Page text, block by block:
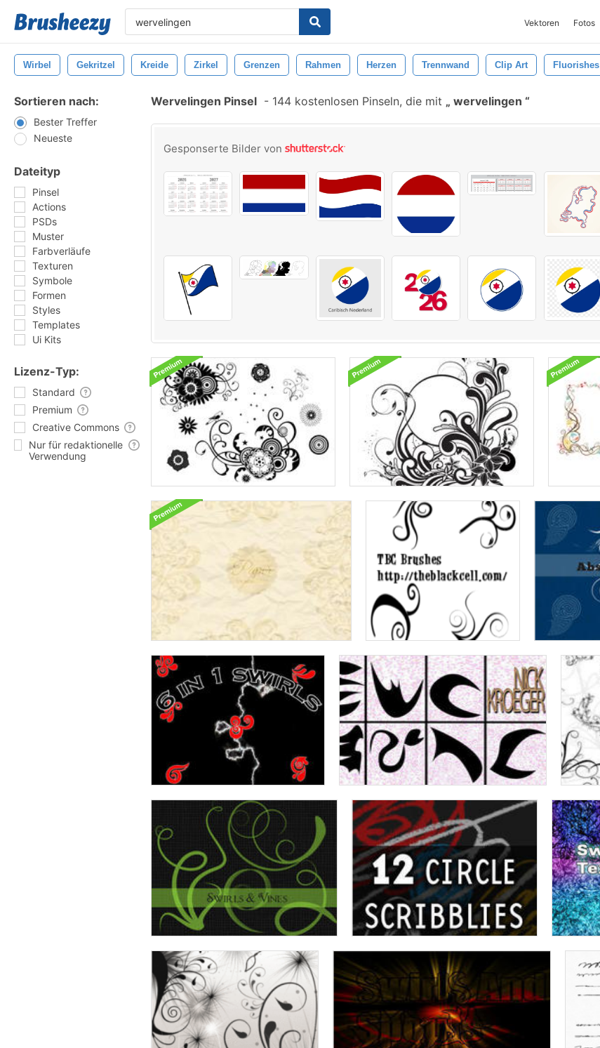
Vektoren Fotos
Wirbel Gekritzel Kreide Zirkel Grenzen Rahmen Herzen Trennwand Clip Art Fluorishes
Sortieren nach:
Bester Treffer
Neueste
Dateityp
Pinsel
Actions
PSDs
Muster
Farbverläufe
Texturen
Symbole
Formen
Styles
Templates
Ui Kits
Lizenz-Typ:
Standard
Premium
Creative Commons
Nur für redaktionelle
Verwendung
Wervelingen Pinsel - 144 kostenlosen Pinseln, die mit wervelingen
Gesponserte Bilder von